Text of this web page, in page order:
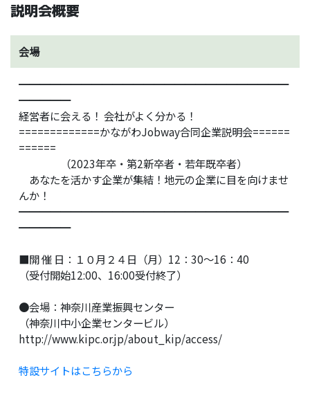
説明会概要
会場
━━━━━━━━━━━━━━━━━━━━━━━━━━
━━━━━
経営者に会える！ 会社がよく分かる！
=============かながわJobway合同企業説明会======
======
（2023年卒・第2新卒者・若年既卒者）
あなたを活かす企業が集結！地元の企業に目を向けませ
んか！
━━━━━━━━━━━━━━━━━━━━━━━━━━
━━━━━
■開 催 日：１０月２４日（月）12：30〜16：40
（受付開始12:00、16:00受付終了）
●会場：神奈川産業振興センター
（神奈川中小企業センタービル）
http://www.kipc.or.jp/about_kip/access/
特設サイトはこちらから